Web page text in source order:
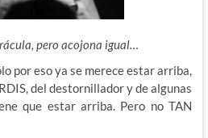
pero acojona igual…
por eso ya se merece estar arriba,
del destornillador y de algunas
que estar arriba. Pero no TAN